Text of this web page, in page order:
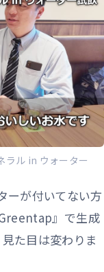
ル in ウォーター
ーが付いてない方
』で生成
た目は変わりま